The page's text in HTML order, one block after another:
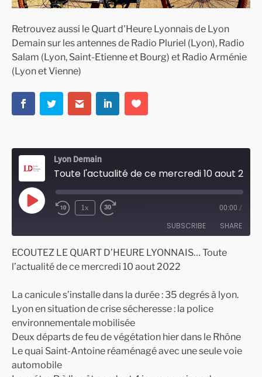
Retrouvez aussi le Quart d'Heure Lyonnais de Lyon
Demain sur les antennes de Radio Pluriel (Lyon), Radio
Salam (Lyon, Saint-Etienne et Bourg) et Radio Arménie
(Lyon et Vienne)
Lyon Demain
Play
1x 00:00 /
SUBSCRIBE SHARE
RSS FEED
SHARE
EMBED
ECOUTEZ LE QUART D’HEURE LYONNAIS… Toute
l’actualité de ce mercredi 10 aout 2022
La canicule s’installe dans la durée : 35 degrés à lyon.
Lyon en situation de crise sécheresse : la police
environnementale mobilisée
Deux départs de feu de végétation hier dans le Rhône
Le quai Saint-Antoine réaménagé avec une seule voie
automobile